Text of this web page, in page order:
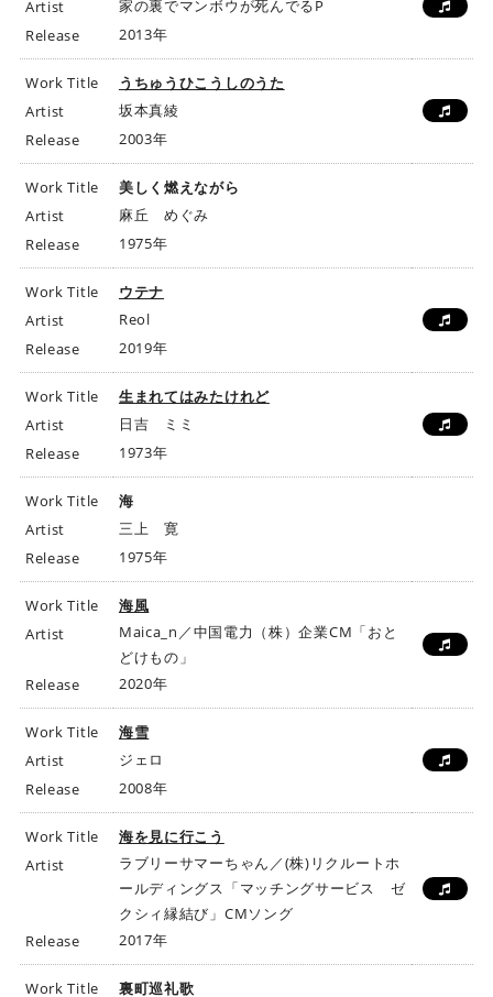
Artist
家の裏でマンボウが死んでるP
Release
2013年
Work Title
うちゅうひこうしのうた
Artist
坂本真綾
Release
2003年
Work Title
美しく燃えながら
Artist
麻丘 めぐみ
Release
1975年
Work Title
ウテナ
Artist
Reol
Release
2019年
Work Title
生まれてはみたけれど
Artist
日吉 ミミ
Release
1973年
Work Title
海
Artist
三上 寛
Release
1975年
Work Title
海風
Artist
Maica_n／中国電力（株）企業CM「おと
どけもの」
Release
2020年
Work Title
海雪
Artist
ジェロ
Release
2008年
Work Title
海を見に行こう
Artist
ラブリーサマーちゃん／(株)リクルートホ
ールディングス「マッチングサービス ゼ
クシィ縁結び」CMソング
Release
2017年
Work Title 裏町巡礼歌